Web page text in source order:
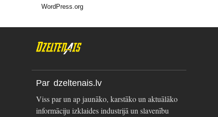
WordPress.org
Par dzeltenais.lv
Viss par un ap jaunāko, karstāko un aktuālāko
informāciju izklaides industrijā un slavenību